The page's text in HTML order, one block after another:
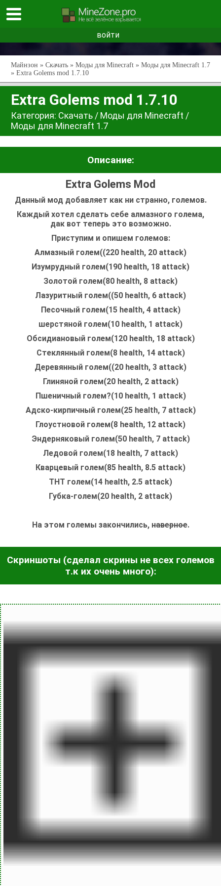
войти
Майнзон » Скачать » Моды для Minecraft » Моды для Minecraft 1.7
» Extra Golems mod 1.7.10
Extra Golems mod 1.7.10
Категория: Скачать / Моды для Minecraft /
Моды для Minecraft 1.7
Описание:
Extra Golems Mod
Данный мод добавляет как ни странно, големов.
Каждый хотел сделать себе алмазного голема,
дак вот теперь это возможно.
Приступим и опишем големов:
Алмазный голем((220 health, 20 attack)
Изумрудный голем(190 health, 18 attack)
Золотой голем(80 health, 8 attack)
Лазуритный голем((50 health, 6 attack)
Песочный голем(15 health, 4 attack)
шерстяной голем(10 health, 1 attack)
Обсидиановый голем(120 health, 18 attack)
Стеклянный голем(8 health, 14 attack)
Деревянный голем((20 health, 3 attack)
Глиняной голем(20 health, 2 attack)
Пшеничный голем?(10 health, 1 attack)
Адско-кирпичный голем(25 health, 7 attack)
Глоустновой голем(8 health, 12 attack)
Эндерняковый голем(50 health, 7 attack)
Ледовой голем(18 health, 7 attack)
Кварцевый голем(85 health, 8.5 attack)
ТНТ голем(14 health, 2.5 attack)
Губка-голем(20 health, 2 attack)
На этом големы закончились, наверное.
Скриншоты (сделал скрины не всех големов
т.к их очень много):